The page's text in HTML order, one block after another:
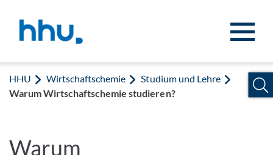
HHU Wirtschaftschemie
Studium und Lehre
Warum Wirtschaftschemie studieren?
Warum